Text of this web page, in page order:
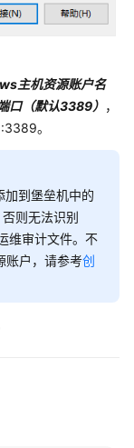
主机资源账户名
（默认3389） ，
。
加到堡垒机中的
则无法识别
维审计文件。不
账户，请参考创